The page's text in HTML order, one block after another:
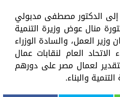
إلى الدكتور مصطفى مدبولي
منال عوض وزيرة التنمية
وزير العمل، والسادة الوزراء
العام لنقابات عمال
لعمال مصر على دورهم
والبناء.